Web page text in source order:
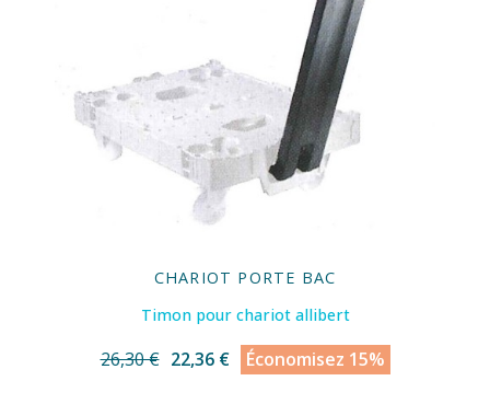
CHARIOT PORTE BAC
Timon pour chariot allibert
26,30 € 22,36 € Économisez 15%